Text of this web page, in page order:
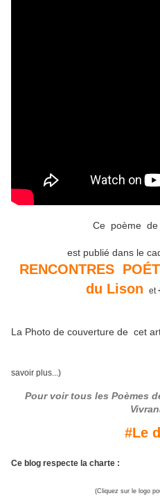
Ce poème de
est publié dans le
RENCONTRES
du Lison
et
La Photo de couverture de cet
savoir plus...)
Pour voir tous les Poèmes
#Le
Ce blog respecte la charte :
(Cliquez sur le logo